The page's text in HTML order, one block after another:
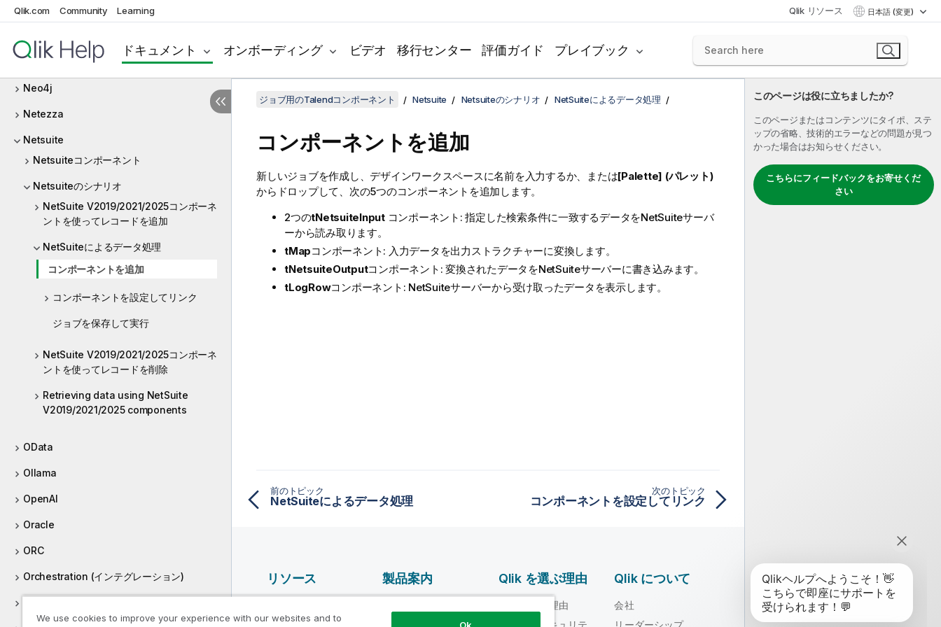
Qlik.com Community Learning Qlik リソース 日本語 (変更)
ドキュメント オンボーディング ビデオ 移行センター 評価ガイド プレイブック
MSSql
NamedPipe
Neo4j
Netezza
Netsuite
Netsuiteコンポーネント
Netsuiteのシナリオ
NetSuite V2019/2021/2025コンポーネ
ントを使ってレコードを追加
NetSuiteによるデータ処理
コンポーネントを追加
コンポーネントを設定してリンク
ジョブを保存して実行
NetSuite V2019/2021/2025コンポーネ
ントを使ってレコードを削除
Retrieving data using NetSuite
V2019/2021/2025 components
OData
Ollama
OpenAI
Oracle
ORC
Orchestration (インテグレーション)
このページは役に立ちましたか?
このページまたはコンテンツにタイポ、ステ
ップの省略、技術的エラーなどの問題が見つ
かった場合はお知らせください。
こちらにフィードバックをお寄せくだ
さい
ジョブ用のTalendコンポーネント Netsuite Netsuiteのシナリオ NetSuiteによるデータ処理
コンポーネントを追加
新しいジョブを作成し、デザインワークスペースに名前を入力するか、または[Palette] (パレット)
からドロップして、次の5つのコンポーネントを追加します。
2つのtNetsuiteInputコンポーネント: 指定した検索条件に一致するデータをNetSuiteサーバ
ーから読み取ります。
tMapコンポーネント: 入力データを出力ストラクチャーに変換します。
tNetsuiteOutputコンポーネント: 変換されたデータをNetSuiteサーバーに書き込みます。
tLogRowコンポーネント: NetSuiteサーバーから受け取ったデータを表示します。
前のトピック
NetSuiteによるデータ処理
次のトピック
コンポーネントを設定してリンク
リソース
Qlik Developer
製品案内
品質
Qlik を選ぶ理由
Qlik を選ぶ理由
信頼性とセキュリテ
Qlik について
会社
リーダーシップ
We use cookies to improve your experience with our websites and to